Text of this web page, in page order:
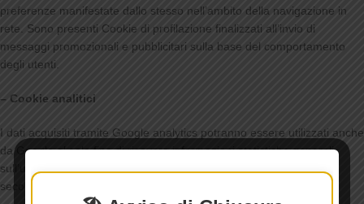
preferenze manifestate dallo stesso nell’ambito della navigazione in
rete. Sono presenti Cookie di profilazione finalizzati all’invio di
messaggi promozionali e pubblicitari sulla base del comportamento
degli utenti.
– Cookie analitici
I dati acquisiti tramite Google analytics potranno essere utilizzati anche
da Google al solo fine di ricavare informazioni statistiche generali
sull’utilizzo del sito e per controllarne il corretto funzionamento,
secondo i termini di servizio predisposti dalla stesso.